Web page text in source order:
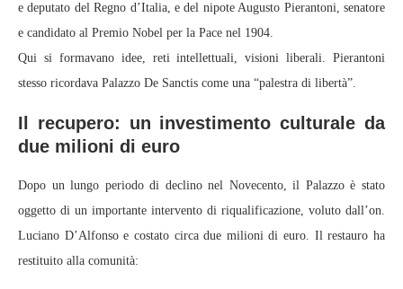
e deputato del Regno d’Italia, e del nipote Augusto Pierantoni, senatore
e candidato al Premio Nobel per la Pace nel 1904.
Qui si formavano idee, reti intellettuali, visioni liberali. Pierantoni
stesso ricordava Palazzo De Sanctis come una “palestra di libertà”.
Il recupero: un investimento culturale da
due milioni di euro
Dopo un lungo periodo di declino nel Novecento, il Palazzo è stato
oggetto di un importante intervento di riqualificazione, voluto dall’on.
Luciano D’Alfonso e costato circa due milioni di euro. Il restauro ha
restituito alla comunità: